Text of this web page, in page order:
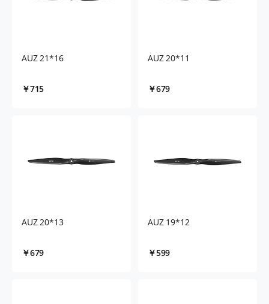
AUZ 21*16
￥715
AUZ 20*11
￥679
AUZ 20*13
￥679
AUZ 19*12
￥599